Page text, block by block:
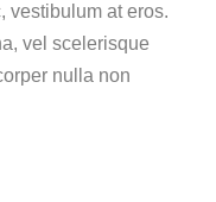
vestibulum at eros.
vel scelerisque
nulla non